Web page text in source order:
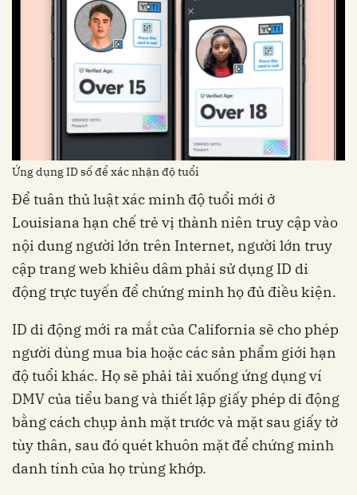
Ứng dụng ID số để xác nhận độ tuổi
Để tuân thủ luật xác minh độ tuổi mới ở
Louisiana hạn chế trẻ vị thành niên truy cập vào
nội dung người lớn trên Internet, người lớn truy
cập trang web khiêu dâm phải sử dụng ID di
động trực tuyến để chứng minh họ đủ điều kiện.
ID di động mới ra mắt của California sẽ cho phép
người dùng mua bia hoặc các sản phẩm giới hạn
độ tuổi khác. Họ sẽ phải tải xuống ứng dụng ví
DMV của tiểu bang và thiết lập giấy phép di động
bằng cách chụp ảnh mặt trước và mặt sau giấy tờ
tùy thân, sau đó quét khuôn mặt để chứng minh
danh tính của họ trùng khớp.